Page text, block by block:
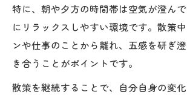
特に、朝や夕方の時間帯は空気が澄ん
にリラックスしやすい環境です。散策
ンや仕事のことから離れ、五感を研ぎ
き合うことがポイントです。
散策を継続することで、自分自身の変